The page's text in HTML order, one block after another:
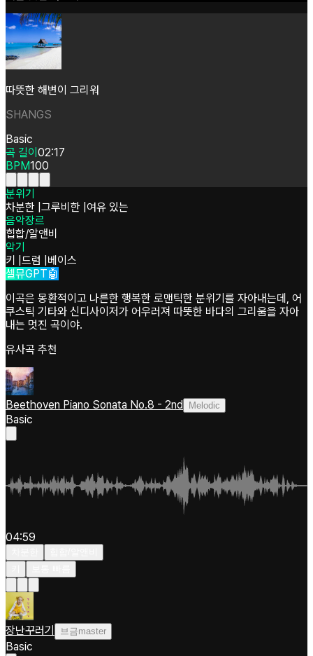
따뜻한 해변이 그리워
SHANGS
Basic
곡 길이 02:17
BPM100
분위기
차분한 그루비한 여유 있는
음악장르
힙합/알앤비
악기
키 드럼
베이스
셀뮤GPT🤖
이곡은 몽환적이고 나른한 행복한 로맨틱한 분위기를 자아내는데, 어
쿠스틱 기타와 신디사이저가 어우러져 따뜻한 바다의 그리움을 자아
내는 멋진 곡이야.
유사곡 추천
Beethoven Piano Sonata No.8 - 2nd Melodic
Basic
04:59
장난꾸러기 브금master
Basic